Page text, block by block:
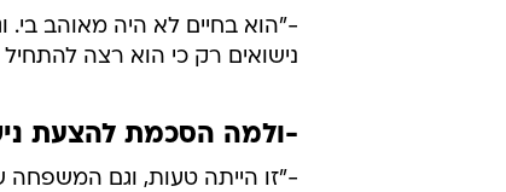
-"הוא בחיים לא היה מאוהב בי.
נישואים רק כי הוא רצה
-ולמה הסכמת להצעת
-"זו הייתה טעות, וגם המשפחה